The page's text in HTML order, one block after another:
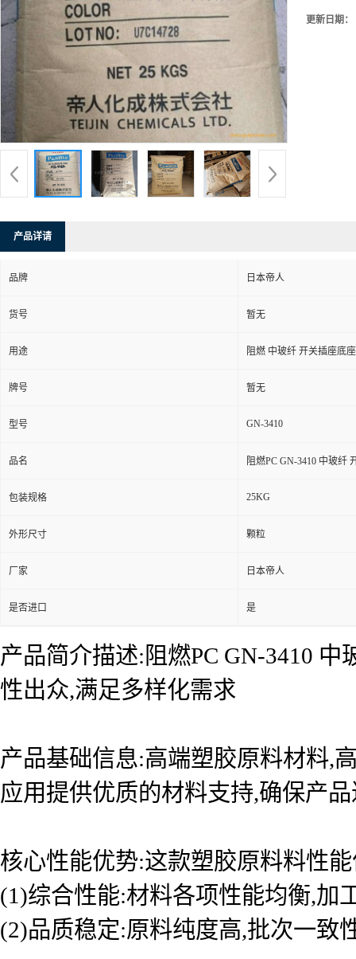
更新日期：
产品详请
品牌 日本帝人
货号 暂无
用途 阻燃 中玻纤 开关插座底座
牌号 暂无
型号 GN-3410
品名 阻燃PC GN-3410 中玻纤
包装规格 25KG
外形尺寸 颗粒
厂家 日本帝人
是否进口 是
产品简介描述:阻燃PC GN-3410
性出众,满足多样化需求
产品基础信息:高端塑胶原料材料,
应用提供优质的材料支持,确保产
核心性能优势:这款塑胶原料料性
(1)综合性能:材料各项性能均衡,加
(2)品质稳定:原料纯度高,批次一致